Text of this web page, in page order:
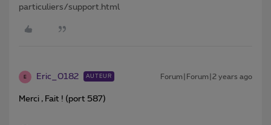
particuliers/support.html
E Eric_0182 AUTEUR Forum|Forum|2 years ago
Merci , Fait ! (port 587)